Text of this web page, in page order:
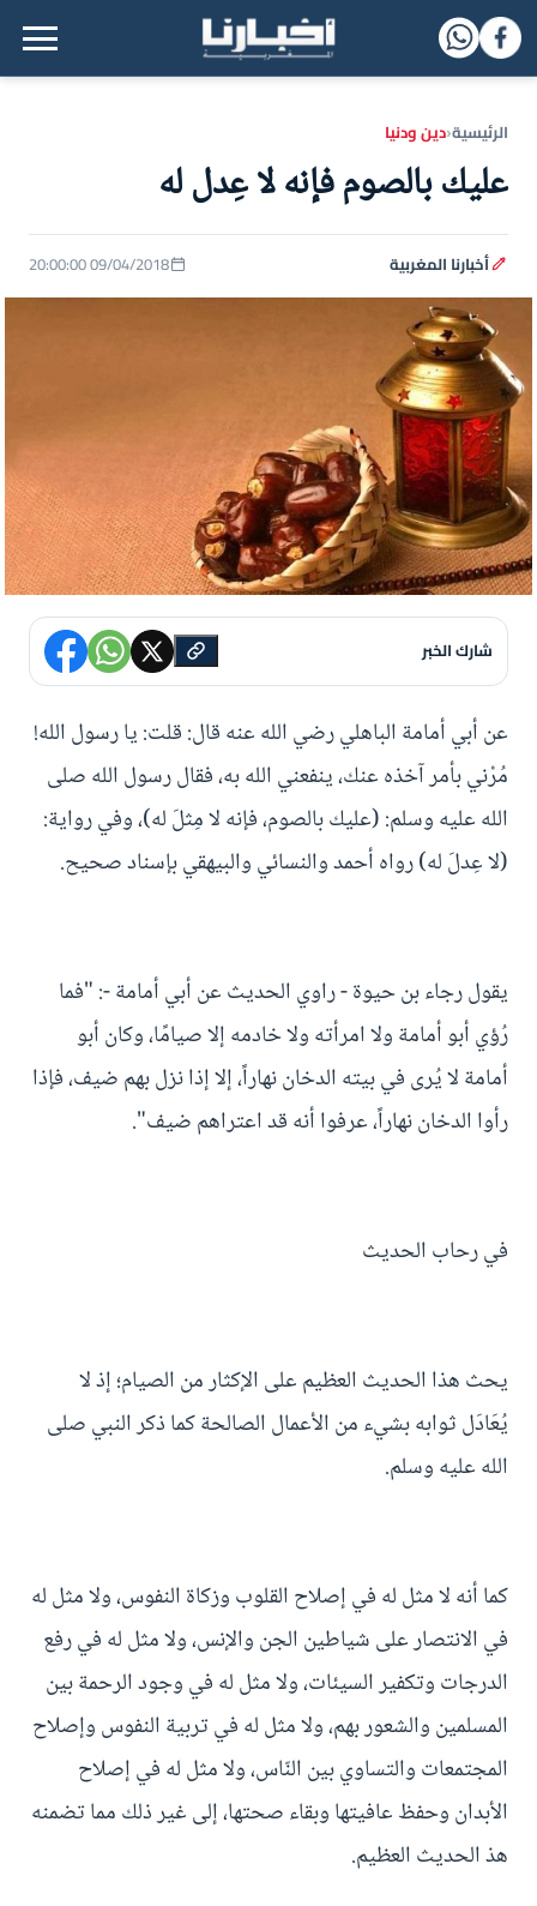
القائمة الرئيسية
الرئيسية‹دين ودنيا
عليك بالصوم فإنه لا عِدل له
أخبارنا المغربية 09/04/2018 20:00:00
شارك الخبر
عن أبي أمامة الباهلي رضي الله عنه قال: قلت: يا رسول الله!
مُرْني بأمر آخذه عنك، ينفعني الله به، فقال رسول الله صلى
الله عليه وسلم: (عليك بالصوم، فإنه لا مِثلَ له)، وفي رواية:
(لا عِدلَ له) رواه أحمد والنسائي والبيهقي بإسناد صحيح.
يقول رجاء بن حيوة - راوي الحديث عن أبي أمامة -: "فما
رُؤي أبو أمامة ولا امرأته ولا خادمه إلا صيامًا، وكان أبو
أمامة لا يُرى في بيته الدخان نهاراً، إلا إذا نزل بهم ضيف، فإذا
رأوا الدخان نهاراً، عرفوا أنه قد اعتراهم ضيف".
في رحاب الحديث
يحث هذا الحديث العظيم على الإكثار من الصيام؛ إذ لا
يُعَادَل ثوابه بشيء من الأعمال الصالحة كما ذكر النبي صلى
الله عليه وسلم.
كما أنه لا ‌مثل له في إصلا‌ح القلوب وزكاة النفوس، ولا‌ مثل له
في الانتصار على شياطين الجن والإ‌نس، ولا مثل له في رفع
الدرجات وتكفير السيئات، ولا ‌مثل له في وجود الرحمة بين
المسلمين والشعور بهم، ولا‌ مثل له في تربية النفوس وإصلا‌ح
المجتمعات والتساوي بين النّاس، ولا‌ مثل له في إصلا‌ح
الأ‌بدان وحفظ عافيتها وبقاء صحتها، إلى غير ذلك مما تضمنه
هذ الحديث العظيم.